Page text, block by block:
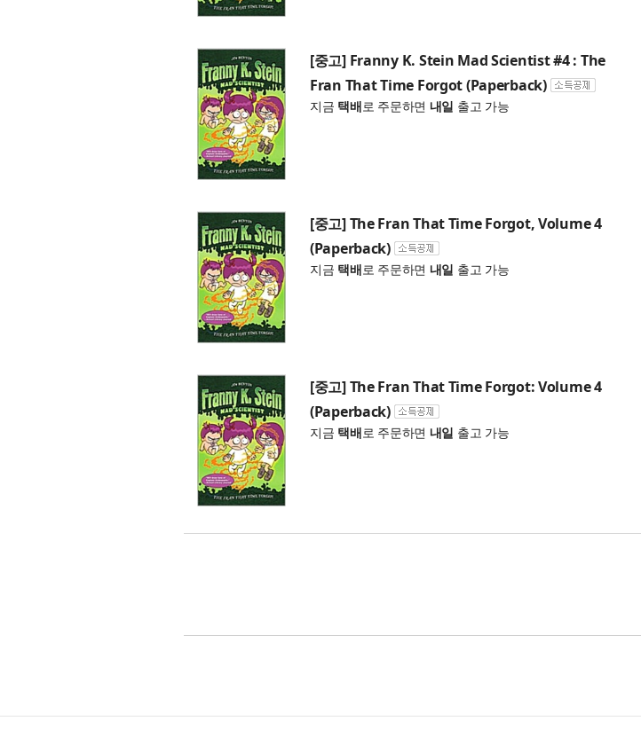
[중고] Franny K. Stein Mad Scientist #4 : The
Fran That Time Forgot (Paperback)
지금 택배로 주문하면 내일 출고 가능
[중고] The Fran That Time Forgot, Volume 4
(Paperback)
지금 택배로 주문하면 내일 출고 가능
[중고] The Fran That Time Forgot: Volume 4
(Paperback)
지금 택배로 주문하면 내일 출고 가능